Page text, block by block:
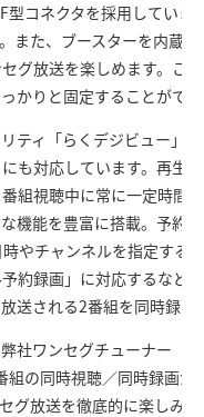
型コネクタを採用していま
また、ブースターを内蔵
グ放送を楽しめます。こ
かりと固定することがで
ティ「らくデジビュー」
も対応しています。再生
組視聴中に常に一定時間
機能を豊富に搭載。予約
時やチャンネルを指定する
約録画」に対応するなど
送される2番組を同時録画
社ワンセグチューナー「
組の同時視聴／同時録画
グ放送を徹底的に楽しみ